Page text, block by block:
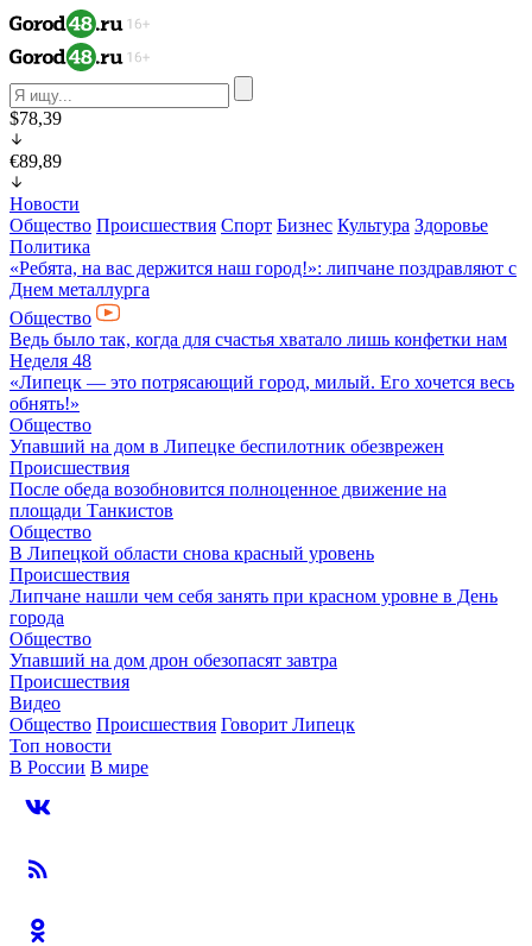
$78,39
€89,89
Новости
Общество Происшествия Спорт Бизнес Культура Здоровье
Политика
«Ребята, на вас держится наш город!»: липчане поздравляют с
Днем металлурга
Общество
Ведь было так, когда для счастья хватало лишь конфетки нам
Неделя 48
«Липецк — это потрясающий город, милый. Его хочется весь
обнять!»
Общество
Упавший на дом в Липецке беспилотник обезврежен
Происшествия
После обеда возобновится полноценное движение на
площади Танкистов
Общество
В Липецкой области снова красный уровень
Происшествия
Липчане нашли чем себя занять при красном уровне в День
города
Общество
Упавший на дом дрон обезопасят завтра
Происшествия
Видео
Общество Происшествия Говорит Липецк
Топ новости
В России В мире